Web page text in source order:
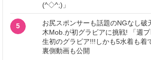
(^◇^;)」
5
お尻スポンサーも話題のNGなし破
木Mob.が初グラビアに挑戦! 「週
生初のグラビア!!!しかも5水着も着
裏側動画も公開